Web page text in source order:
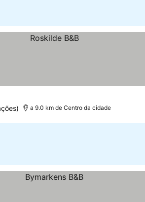
a 9.0 km de Centro da cidade